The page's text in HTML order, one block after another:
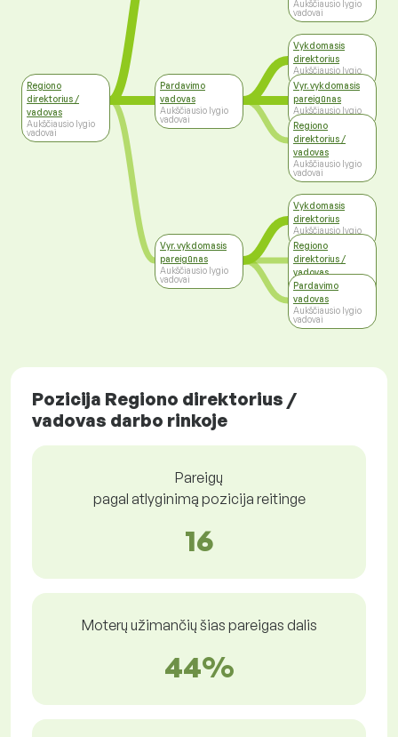
Regiono
direktorius /
vadovas
Aukščiausio lygio
vadovai
Pardavimo
vadovas
Aukščiausio lygio
vadovai
Vyr. vykdomasis
pareigūnas
Aukščiausio lygio
vadovai
Aukščiausio lygio
vadovai
Vykdomasis
direktorius
Aukščiausio lygio
vadovai
Vyr. vykdomasis
pareigūnas
Aukščiausio lygio
vadovai
Regiono
direktorius /
vadovas
Aukščiausio lygio
vadovai
Vykdomasis
direktorius
Aukščiausio lygio
vadovai
Regiono
direktorius /
vadovas
Aukščiausio lygio
vadovai
Pardavimo
vadovas
Aukščiausio lygio
vadovai
Pozicija Regiono direktorius /
vadovas darbo rinkoje
Pareigų
pagal atlyginimą pozicija reitinge
16
Moterų užimančių šias pareigas dalis
44%